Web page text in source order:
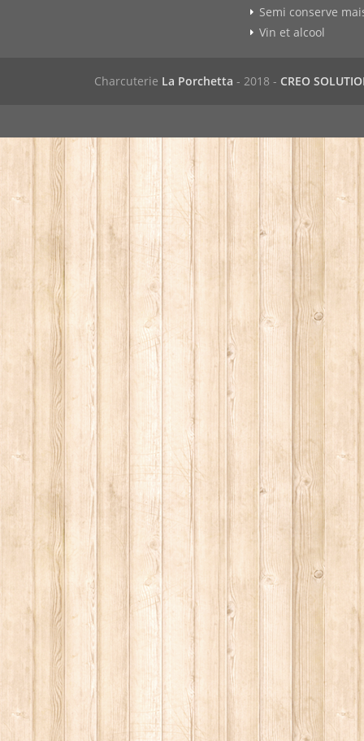
Semi conserve
Vin et alcool
Charcuterie La Porchetta - 2018 - CREO